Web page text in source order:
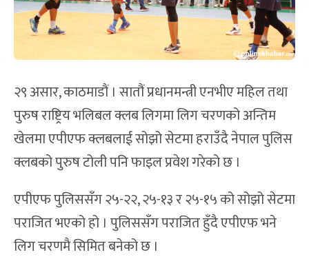
२९ असार, काठमाडौं । सातौं प्रधानमन्त्री एनभीए महिल तथा
पुरुष राष्ट्रिय भलिबल क्लब लिगमा लिग चरणको अन्तिम
खेलमा एपीएफ क्लबलाई सोझो सेटमा हराउँदै नेपाल पुलिस
क्लबको पुरुष टोली पनि फाइल प्रवेश गरेको छ ।
एपीएफ पुलिससँग २५-२२, २५-१३ र २५-१५ को सोझो सेटमा
पराजित भएको हो । पुलिससँग पराजित हुँदै एपीएफ भने
लिग चरणमै सिमित बनेको छ ।